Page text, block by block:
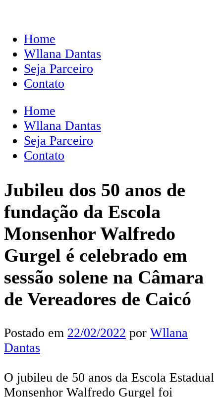
Home
Wllana Dantas
Seja Parceiro
Contato
Home
Wllana Dantas
Seja Parceiro
Contato
Jubileu dos 50 anos de
fundação da Escola
Monsenhor Walfredo
Gurgel é celebrado em
sessão solene na Câmara
de Vereadores de Caicó
Postado em 22/02/2022 por Wllana
Dantas
O jubileu de 50 anos da Escola Estadual
Monsenhor Walfredo Gurgel foi